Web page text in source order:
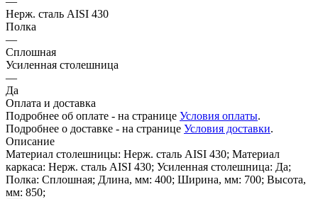
Нерж. сталь AISI 430
Полка
—
Сплошная
Усиленная столешница
—
Да
Оплата и доставка
Подробнее об оплате - на странице Условия оплаты.
Подробнее о доставке - на странице Условия доставки.
Описание
Материал столешницы: Нерж. сталь AISI 430; Материал
каркаса: Нерж. сталь AISI 430; Усиленная столешница: Да;
Полка: Сплошная; Длина, мм: 400; Ширина, мм: 700; Высота,
мм: 850;